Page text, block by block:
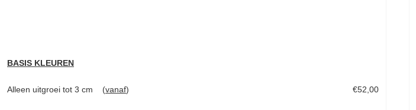
BASIS KLEUREN
Alleen uitgroei tot 3 cm (vanaf) €52,00